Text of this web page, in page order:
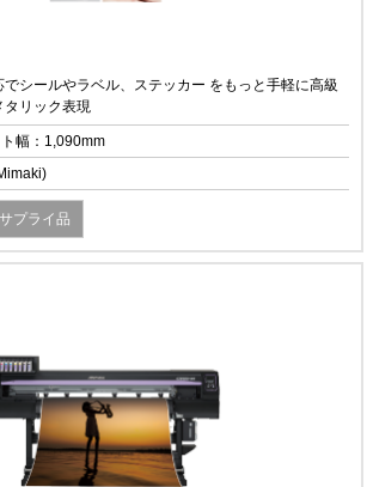
シールやラベル、ステッカー をもっと手軽に高級
リック表現
幅：1,090mm
サプライ品